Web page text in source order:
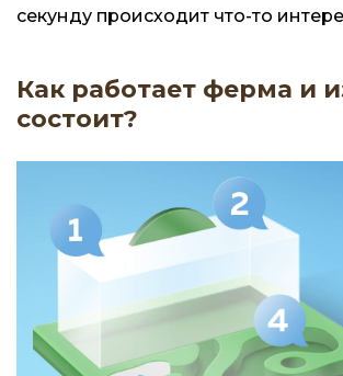
секунду происходит что-то
Как работает ферма и
состоит?